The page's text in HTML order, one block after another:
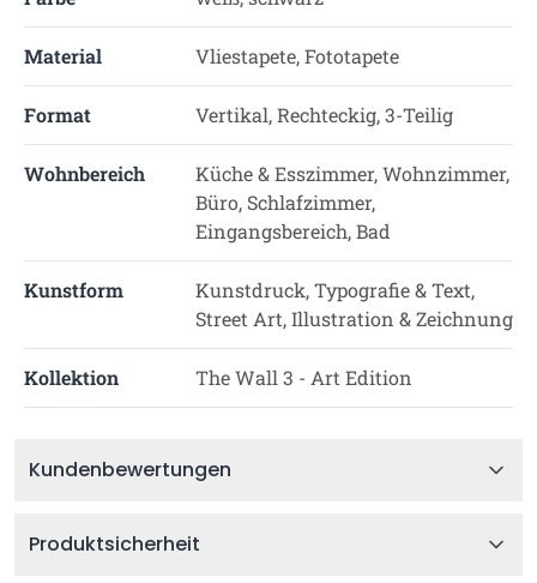
Material Vliestapete, Fototapete
Format Vertikal, Rechteckig, 3-Teilig
Wohnbereich
Küche & Esszimmer, Wohnzimmer,
Büro, Schlafzimmer,
Eingangsbereich, Bad
Kunstform
Kunstdruck, Typografie & Text,
Street Art, Illustration & Zeichnung
Kollektion The Wall 3 - Art Edition
Kundenbewertungen
Produktsicherheit